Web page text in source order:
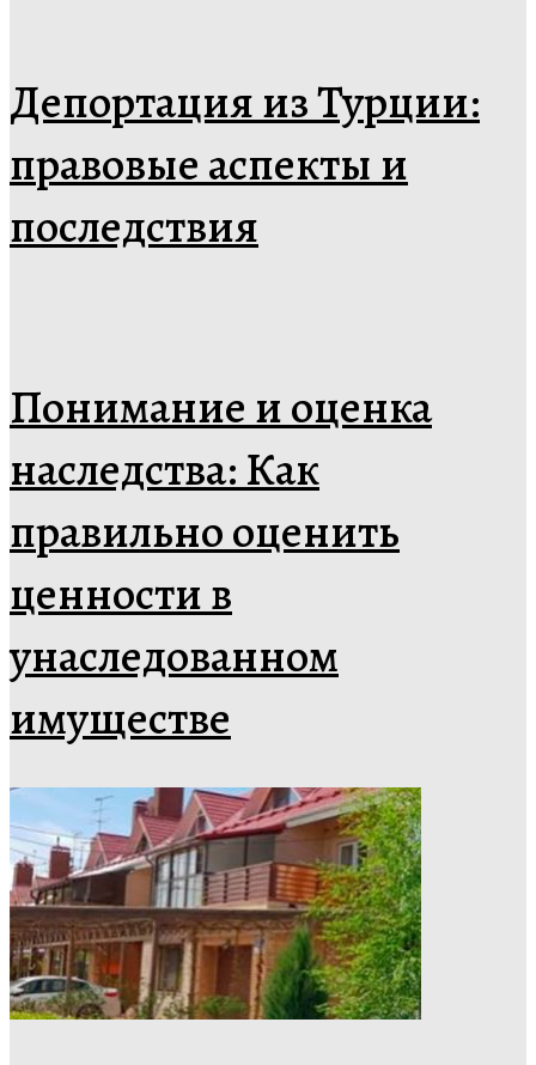
Депортация из Турции:
правовые аспекты и
последствия
Понимание и оценка
наследства: Как
правильно оценить
ценности в
унаследованном
имуществе